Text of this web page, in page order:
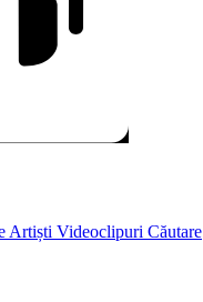
Artiști Videoclipuri Căutare